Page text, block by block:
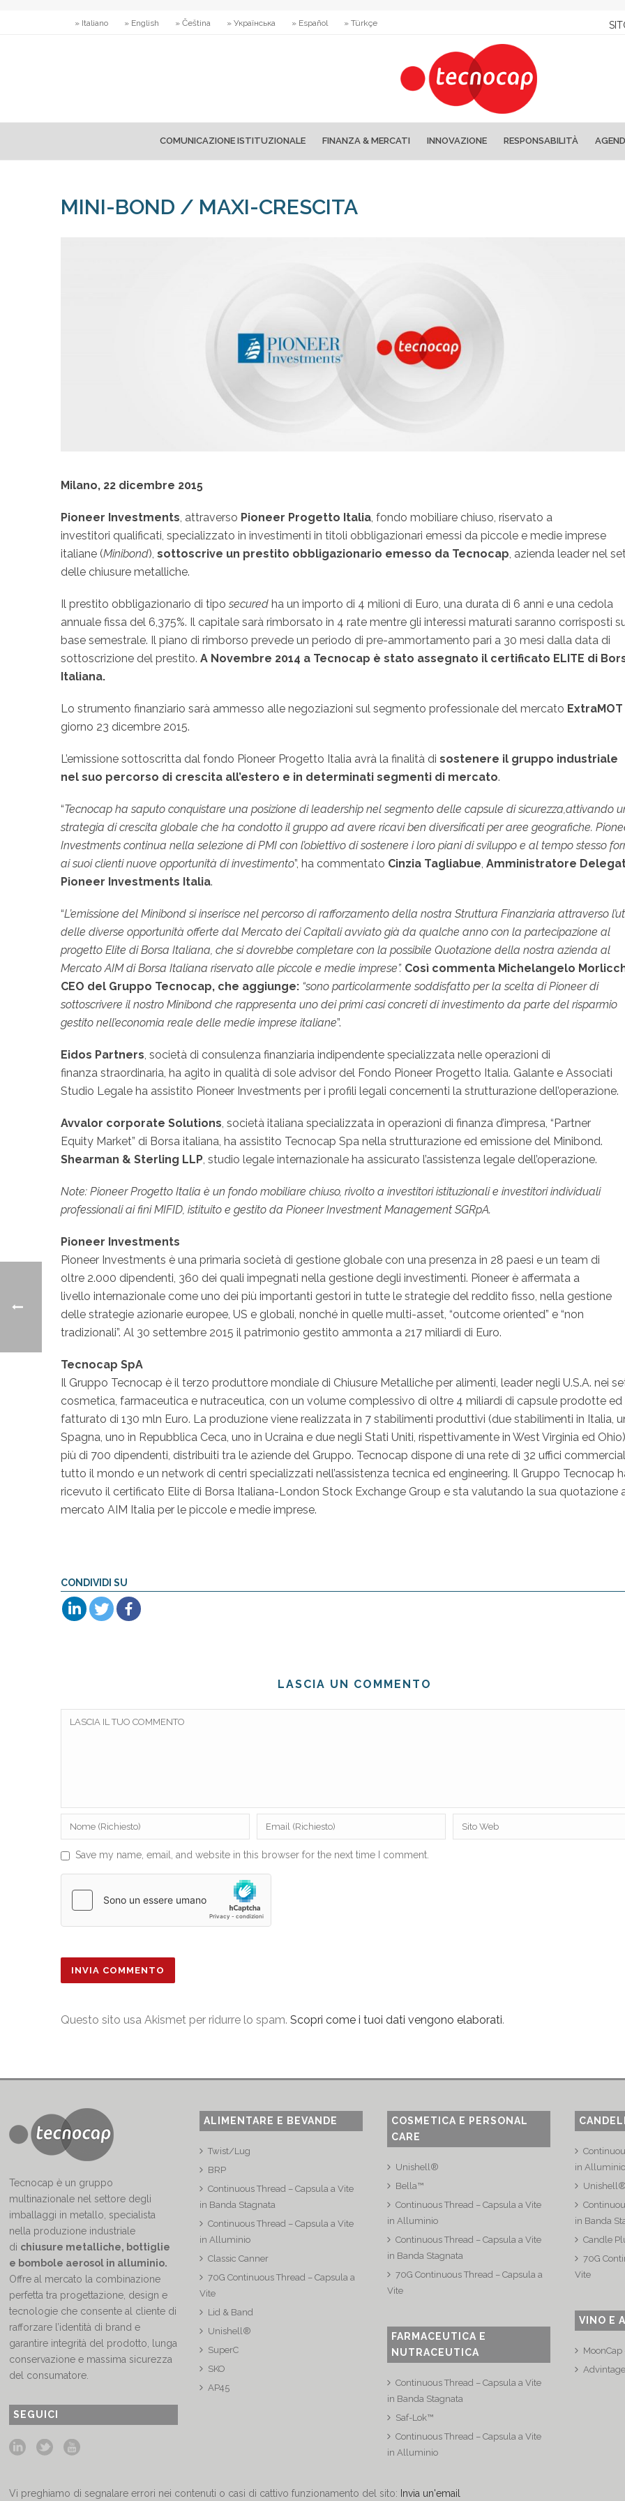
» Italiano » English » Čeština » Українська » Español » Türkçe
COMUNICAZIONE ISTITUZIONALE FINANZA & MERCATI INNOVAZIONE RESPONSABILITÀ
MINI-BOND / MAXI-CRESCITA
Milano, 22 dicembre 2015
Pioneer Investments, attraverso Pioneer Progetto Italia, fondo mobiliare chiuso, riservato a
investitori qualificati, specializzato in investimenti in titoli obbligazionari emessi da piccole e medie imprese
italiane (Minibond),sottoscrive un prestito obbligazionario emesso da Tecnocap, azienda leader nel
delle chiusure metalliche.
Il prestito obbligazionario di tiposecured ha un importo di 4 milioni di Euro, una durata di 6 anni e una cedola
annuale fissa del 6,375%. Il capitale sarà rimborsato in 4 rate mentre gli interessi maturati saranno corrisposti
base semestrale. Il piano di rimborso prevede un periodo di pre-ammortamento pari a 30 mesi dalla data di
sottoscrizione del prestito.A Novembre 2014 a Tecnocap è stato assegnato il certificato ELITE di
Italiana.
Lo strumento finanziario sarà ammesso alle negoziazioni sul segmento professionale del mercato ExtraMOT
giorno 23 dicembre 2015.
L’emissione sottoscritta dal fondo Pioneer Progetto Italia avrà la finalità disostenere il gruppo industriale
nel suo percorso di crescita all’estero e in determinati segmenti di mercato.
“Tecnocap ha saputo conquistare una posizione di leadership nel segmento delle capsule di sicurezza,attivando
strategia di crescita globale che ha condotto il gruppo ad avere ricavi ben diversificati per aree geografiche.
Investments continua nella selezione di PMI con l’obiettivo di sostenere i loro piani di sviluppo e al tempo stesso
ai suoi clienti nuove opportunità di investimento”, ha commentato Cinzia Tagliabue, Amministratore
Pioneer Investments Italia.
“L’emissione del Minibond si inserisce nel percorso di rafforzamento della nostra Struttura Finanziaria attraverso
delle diverse opportunità offerte dal Mercato dei Capitali avviato già da qualche anno con la partecipazione al
progetto Elite di Borsa Italiana, che si dovrebbe completare con la possibile Quotazione della nostra azienda al
Mercato AIM di Borsa Italiana riservato alle piccole e medie imprese”. Così commenta Michelangelo
CEO del Gruppo Tecnocap, che aggiunge: “sono particolarmente soddisfatto per la scelta di Pioneer di
sottoscrivere il nostro Minibond che rappresenta uno dei primi casi concreti di investimento da parte del risparmio
gestito nell’economia reale delle medie imprese italiane”.
Eidos Partners, società di consulenza finanziaria indipendente specializzata nelle operazioni di
finanza straordinaria, ha agito in qualità di sole advisor del Fondo Pioneer Progetto Italia. Galante e Associati
Studio Legale ha assistito Pioneer Investments per i profili legali concernenti la strutturazione dell’operazione.
Avvalor corporate Solutions, società italiana specializzata in operazioni di finanza d’impresa, “Partner
Equity Market” di Borsa italiana, ha assistito Tecnocap Spa nella strutturazione ed emissione del Minibond.
Shearman & Sterling LLP, studio legale internazionale ha assicurato l’assistenza legale dell’operazione.
Note: Pioneer Progetto Italia è un fondo mobiliare chiuso, rivolto a investitori istituzionali e investitori individuali
professionali ai fini MIFID, istituito e gestito da Pioneer Investment Management SGRpA.
Pioneer Investments
Pioneer Investments è una primaria società di gestione globale con una presenza in 28 paesi e un team di
oltre 2.000 dipendenti, 360 dei quali impegnati nella gestione degli investimenti. Pioneer è affermata a
livello internazionale come uno dei più importanti gestori in tutte le strategie del reddito fisso, nella gestione
delle strategie azionarie europee, US e globali, nonché in quelle multi-asset, “outcome oriented” e “non
tradizionali”. Al 30 settembre 2015 il patrimonio gestito ammonta a 217 miliardi di Euro.
Tecnocap SpA
Il Gruppo Tecnocap è il terzo produttore mondiale di Chiusure Metalliche per alimenti, leader negli U.S.A. nei
cosmetica, farmaceutica e nutraceutica, con un volume complessivo di oltre 4 miliardi di capsule prodotte ed
fatturato di 130 mln Euro. La produzione viene realizzata in 7 stabilimenti produttivi (due stabilimenti in Italia,
Spagna, uno in Repubblica Ceca, uno in Ucraina e due negli Stati Uniti, rispettivamente in West Virginia ed
più di 700 dipendenti, distribuiti tra le aziende del Gruppo. Tecnocap dispone di una rete di 32 uffici
tutto il mondo e un network di centri specializzati nell’assistenza tecnica ed engineering. Il Gruppo Tecnocap
ricevuto il certificato Elite di Borsa Italiana-London Stock Exchange Group e sta valutando la sua quotazione
mercato AIM Italia per le piccole e medie imprese.
CONDIVIDI SU
LASCIA UN COMMENTO
Save my name, email, and website in this browser for the next time I comment.
Questo sito usa Akismet per ridurre lo spam.Scopri come i tuoi dati vengono elaborati.
Tecnocap è un gruppo
multinazionale nel settore degli
imballaggi in metallo, specialista
nella produzione industriale
di chiusure metalliche, bottiglie
e bombole aerosol in alluminio.
Offre al mercato la combinazione
perfetta tra progettazione, design e
tecnologie che consente al cliente di
rafforzare l’identità di brand e
garantire integrità del prodotto, lunga
conservazione e massima sicurezza
del consumatore.
SEGUICI
ALIMENTARE E BEVANDE
Twist/Lug
BRP
Continuous Thread – Capsula a Vite
in Banda Stagnata
Continuous Thread – Capsula a Vite
in Alluminio
Classic Canner
70G Continuous Thread – Capsula a
Vite
Lid & Band
Unishell®
SuperC
SKO
AP45
COSMETICA E PERSONAL
CARE
Unishell®
Bella™
Continuous Thread – Capsula a Vite
in Alluminio
Continuous Thread – Capsula a Vite
in Banda Stagnata
70G Continuous Thread – Capsula a
Vite
FARMACEUTICA E
NUTRACEUTICA
Continuous Thread – Capsula a Vite
in Banda Stagnata
Saf-Lok™
Continuous Thread – Capsula a Vite
in Alluminio
in Alluminio
in Banda
Candle
70G
Vite
VINO E
MoonCap
Vi preghiamo di segnalare errori nei contenuti o casi di cattivo funzionamento del sito: Invia un'email